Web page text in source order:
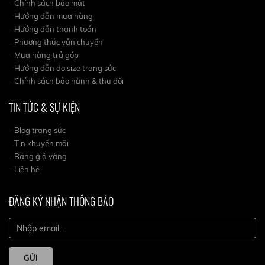
- Chính sách bảo mật
- Hướng dẫn mua hàng
- Hướng dẫn thanh toán
- Phương thức vận chuyển
- Mua hàng trả góp
- Hướng dẫn do size trang sức
- Chính sách bảo hành & thu đổi
TIN TỨC & SỰ KIỆN
- Blog trang sức
- Tin khuyến mãi
- Bảng giá vàng
- Liên hệ
ĐĂNG KÝ NHẬN THÔNG BÁO
GỬI